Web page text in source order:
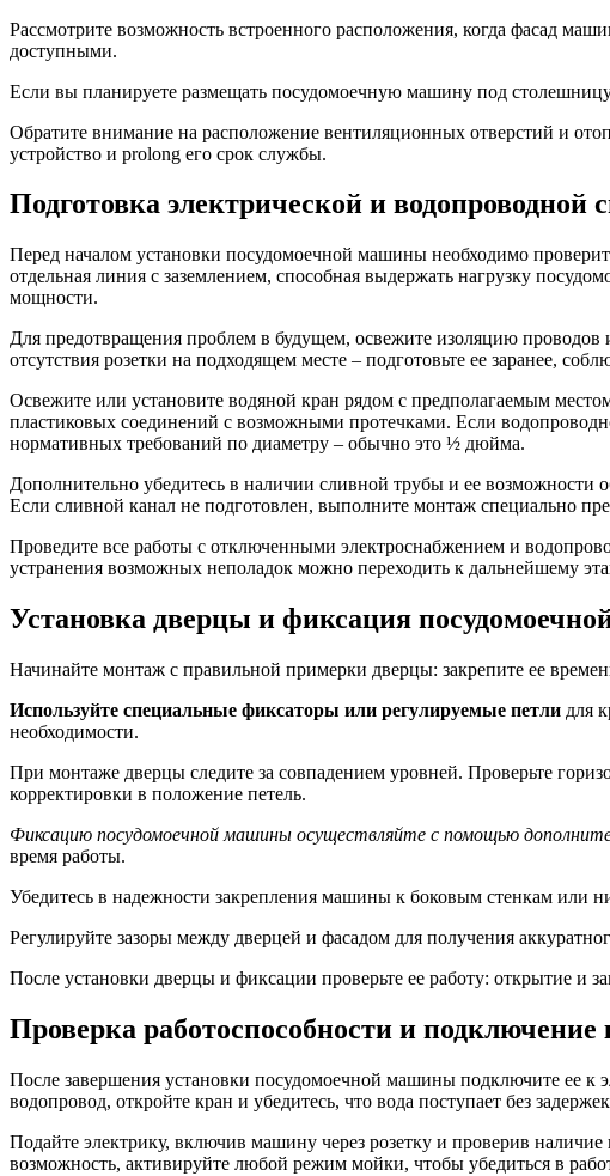
Рассмотрите возможность встроенного расположения, когда фасад
доступными.
Если вы планируете размещать посудомоечную машину под
Обратите внимание на расположение вентиляционных отверстий и
устройство и prolong его срок службы.
Подготовка электрической и водопроводной
Перед началом установки посудомоечной машины необходимо
отдельная линия с заземлением, способная выдержать нагрузку
мощности.
Для предотвращения проблем в будущем, освежите изоляцию
отсутствия розетки на подходящем месте – подготовьте ее заранее,
Освежите или установите водяной кран рядом с предполагаемым
пластиковых соединений с возможными протечками. Если
нормативных требований по диаметру – обычно это ½ дюйма.
Дополнительно убедитесь в наличии сливной трубы и ее
Если сливной канал не подготовлен, выполните монтаж специально
Проведите все работы с отключенными электроснабжением и
устранения возможных неполадок можно переходить к дальнейшему
Установка дверцы и фиксация
Начинайте монтаж с правильной примерки дверцы: закрепите ее
Используйте специальные фиксаторы или регулируемые петли для
необходимости.
При монтаже дверцы следите за совпадением уровней. Проверьте
корректировки в положение петель.
Фиксацию посудомоечной машины осуществляйте с помощью
время работы.
Убедитесь в надежности закрепления машины к боковым стенкам или
Регулируйте зазоры между дверцей и фасадом для получения
После установки дверцы и фиксации проверьте ее работу: открытие и
Проверка работоспособности и
После завершения установки посудомоечной машины подключите ее к
водопровод, откройте кран и убедитесь, что вода поступает без
Подайте электрику, включив машину через розетку и проверив
возможность, активируйте любой режим мойки, чтобы убедиться в